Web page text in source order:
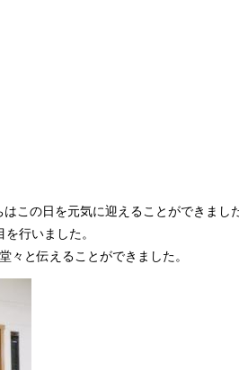
この日を元気に迎えることができました
行いました。
と伝えることができました。